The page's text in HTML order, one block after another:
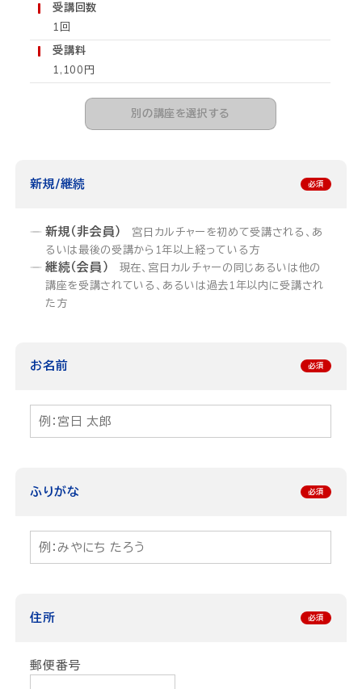
受講回数
1回
受講料
1,100円
別の講座を選択する
新規/継続
新規（非会員）
宮日カルチャーを初めて受講される、あ
るいは最後の受講から1年以上経っている方
継続（会員）
現在、宮日カルチャーの同じあるいは他の
講座を受講されている、あるいは過去1年以内に受講され
た方
お名前
ふりがな
住所
郵便番号